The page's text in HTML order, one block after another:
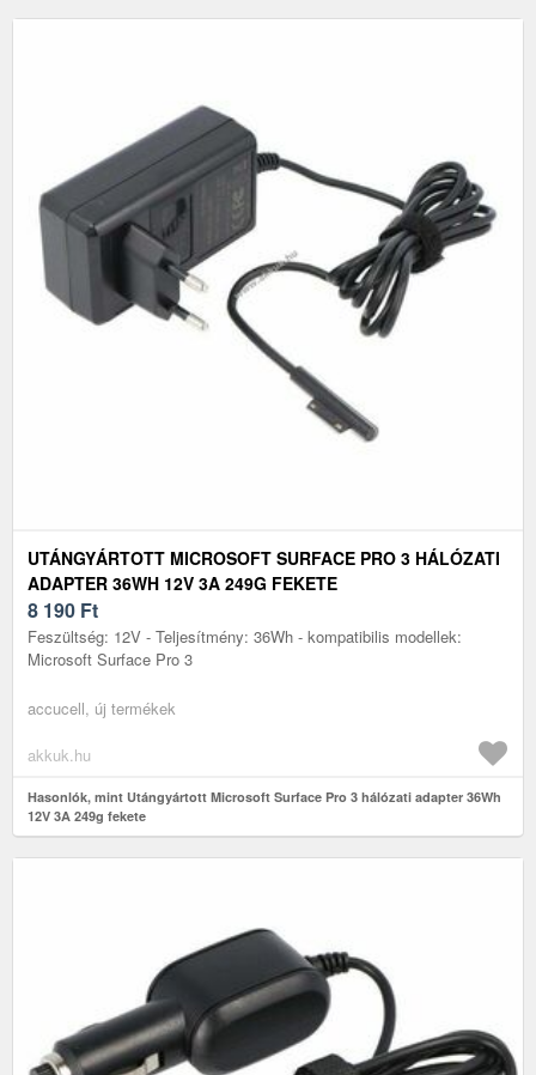
UTÁNGYÁRTOTT MICROSOFT SURFACE PRO 3 HÁLÓZATI
ADAPTER 36WH 12V 3A 249G FEKETE
8 190 Ft
Feszültség: 12V - Teljesítmény: 36Wh - kompatibilis modellek:
Microsoft Surface Pro 3
accucell, új termékek
akkuk.hu
Hasonlók, mint Utángyártott Microsoft Surface Pro 3 hálózati adapter 36Wh
12V 3A 249g fekete